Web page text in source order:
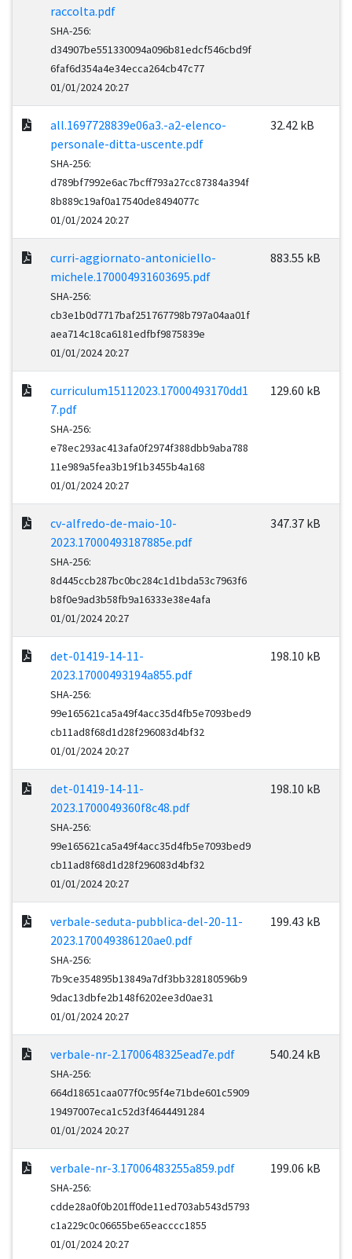
raccolta.pdf
SHA-256:
d34907be551330094a096b81edcf546cbd9f
6faf6d354a4e34ecca264cb47c77
01/01/2024 20:27
all.1697728839e06a3.-a2-elenco-
personale-ditta-uscente.pdf
SHA-256:
d789bf7992e6ac7bcff793a27cc87384a394f
8b889c19af0a17540de8494077c
01/01/2024 20:27
32.42 kB
curri-aggiornato-antoniciello-
michele.170004931603695.pdf
SHA-256:
cb3e1b0d7717baf251767798b797a04aa01f
aea714c18ca6181edfbf9875839e
01/01/2024 20:27
883.55 kB
curriculum15112023.17000493170dd1
7.pdf
SHA-256:
e78ec293ac413afa0f2974f388dbb9aba788
11e989a5fea3b19f1b3455b4a168
01/01/2024 20:27
129.60 kB
cv-alfredo-de-maio-10-
2023.17000493187885e.pdf
SHA-256:
8d445ccb287bc0bc284c1d1bda53c7963f6
b8f0e9ad3b58fb9a16333e38e4afa
01/01/2024 20:27
347.37 kB
det-01419-14-11-
2023.17000493194a855.pdf
SHA-256:
99e165621ca5a49f4acc35d4fb5e7093bed9
cb11ad8f68d1d28f296083d4bf32
01/01/2024 20:27
198.10 kB
det-01419-14-11-
2023.1700049360f8c48.pdf
SHA-256:
99e165621ca5a49f4acc35d4fb5e7093bed9
cb11ad8f68d1d28f296083d4bf32
01/01/2024 20:27
198.10 kB
verbale-seduta-pubblica-del-20-11-
2023.170049386120ae0.pdf
SHA-256:
7b9ce354895b13849a7df3bb328180596b9
9dac13dbfe2b148f6202ee3d0ae31
01/01/2024 20:27
199.43 kB
verbale-nr-2.1700648325ead7e.pdf
SHA-256:
664d18651caa077f0c95f4e71bde601c5909
19497007eca1c52d3f4644491284
01/01/2024 20:27
540.24 kB
verbale-nr-3.17006483255a859.pdf
SHA-256:
cdde28a0f0b201ff0de11ed703ab543d5793
c1a229c0c06655be65eacccc1855
01/01/2024 20:27
199.06 kB